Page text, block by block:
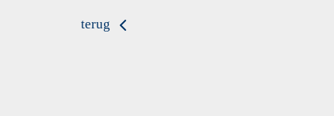
terug